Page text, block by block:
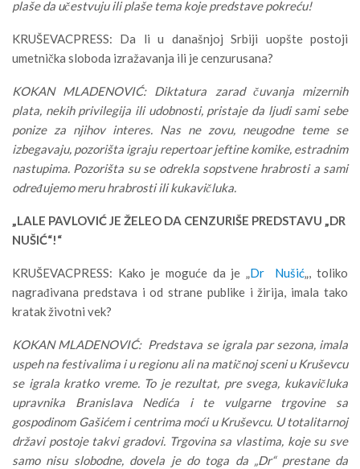
plaše da učestvuju ili plaše tema koje predstave pokreću!
KRUŠEVACPRESS: Da li u današnjoj Srbiji uopšte postoji
umetnička sloboda izražavanja ili je cenzurusana?
KOKAN MLADENOVIĆ: Diktatura zarad čuvanja mizernih
plata, nekih privilegija ili udobnosti, pristaje da ljudi sami sebe
ponize za njihov interes. Nas ne zovu, neugodne teme se
izbegavaju, pozorišta igraju repertoar jeftine komike, estradnim
nastupima. Pozorišta su se odrekla sopstvene hrabrosti a sami
određujemo meru hrabrosti ili kukavičluka.
„LALE PAVLOVIĆ JE ŽELEO DA CENZURIŠE PREDSTAVU „DR
NUŠIĆ“!“
KRUŠEVACPRESS: Kako je moguće da je „Dr Nušić„, toliko
nagrađivana predstava i od strane publike i žirija, imala tako
kratak životni vek?
KOKAN MLADENOVIĆ: Predstava se igrala par sezona, imala
uspeh na festivalima i u regionu ali na matičnoj sceni u Kruševcu
se igrala kratko vreme. To je rezultat, pre svega, kukavičluka
upravnika Branislava Nedića i te vulgarne trgovine sa
gospodinom Gašićem i centrima moći u Kruševcu. U totalitarnoj
državi postoje takvi gradovi. Trgovina sa vlastima, koje su sve
samo nisu slobodne, dovela je do toga da „Dr“ prestane da